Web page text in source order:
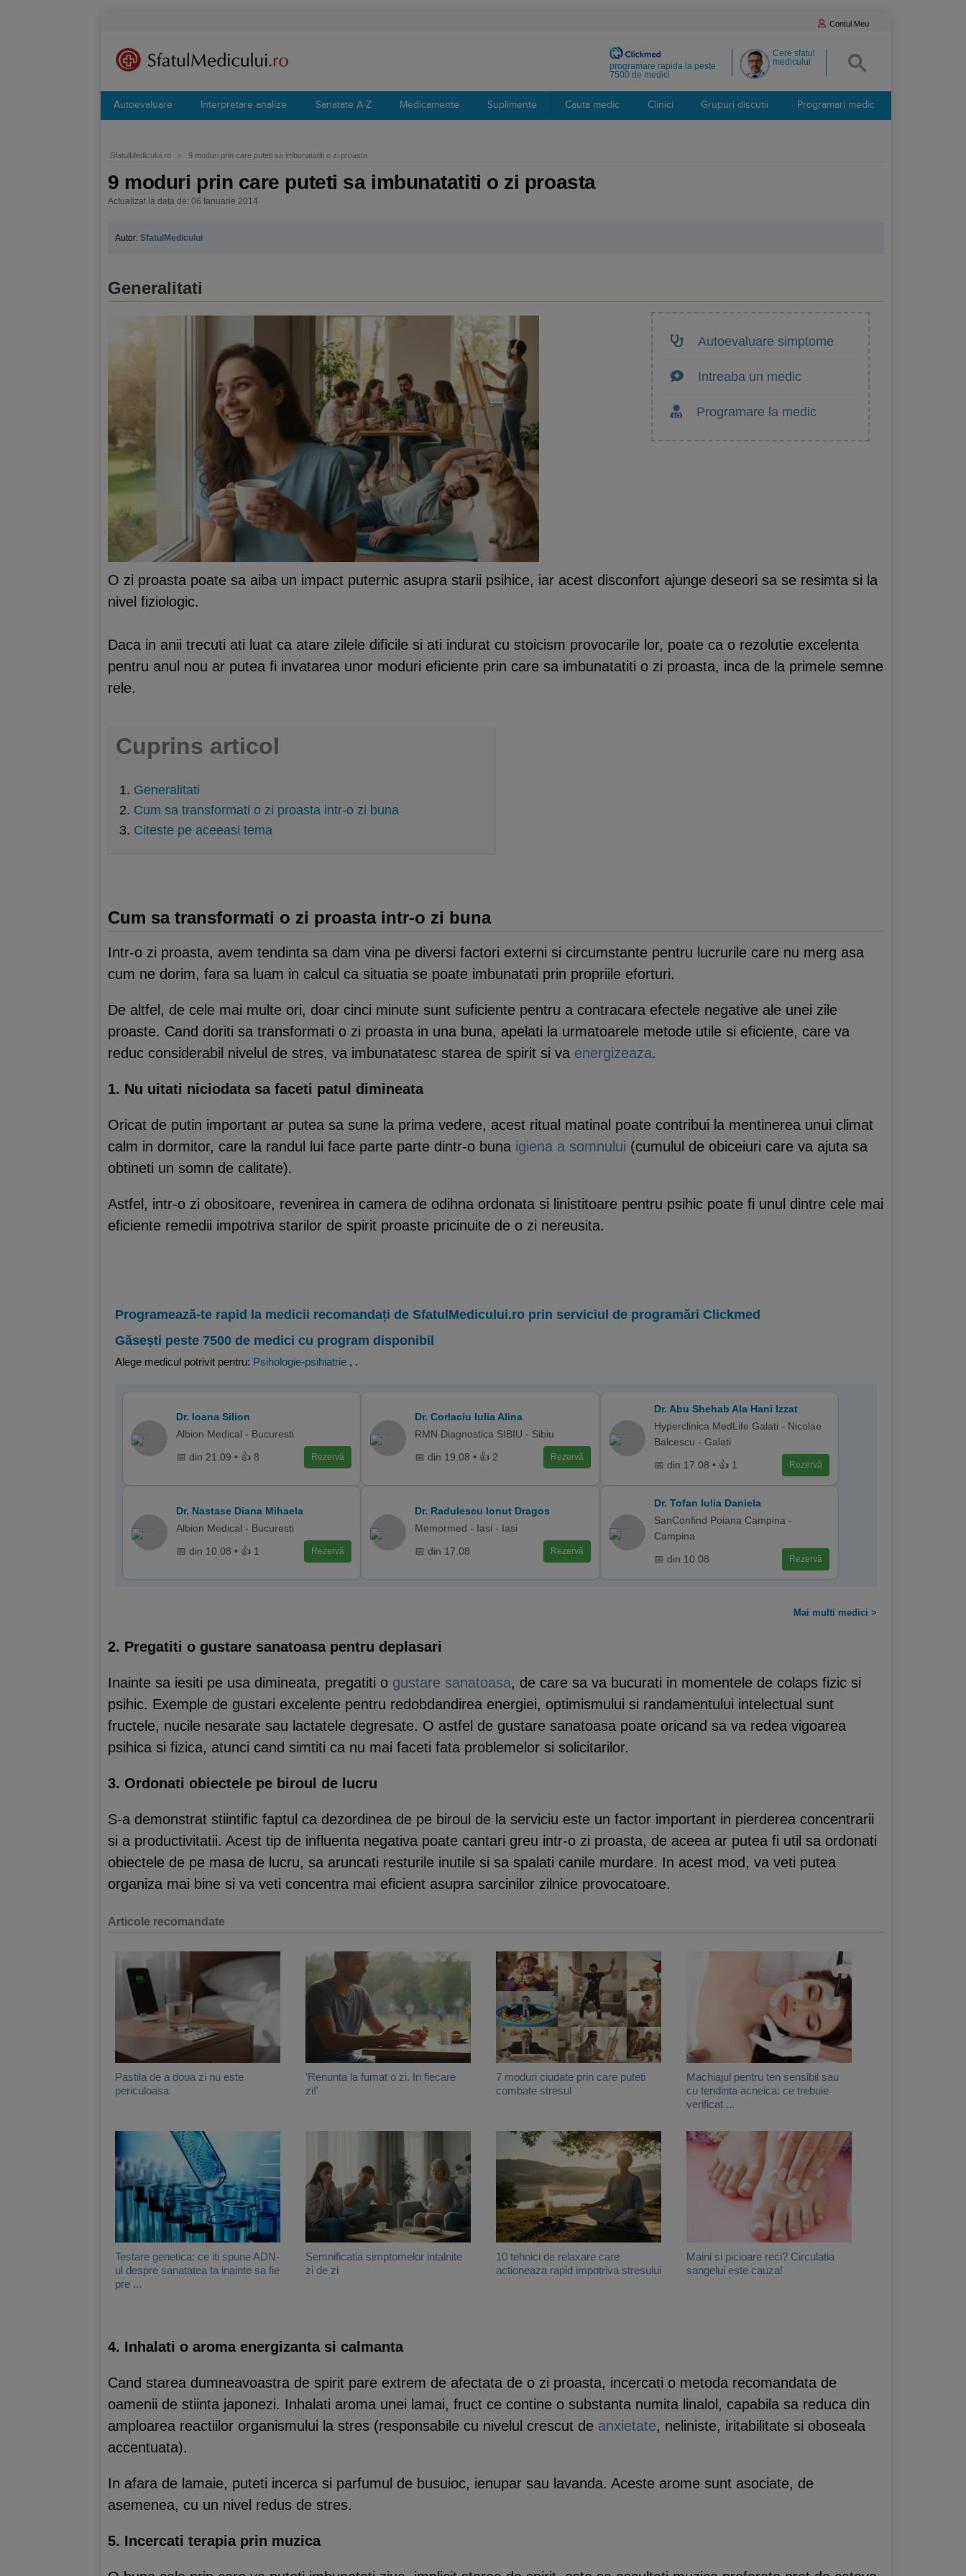
Contul Meu
Cere sfatul
medicului
programare rapida la peste
7500 de medici
Autoevaluare Interpretare analize Sanatate A-Z Medicamente Suplimente Cauta medic Clinici Grupuri discutii Programari medic
SfatulMedicului.ro › 9 moduri prin care puteti sa imbunatatiti o zi proasta
9 moduri prin care puteti sa imbunatatiti o zi proasta
Actualizat la data de: 06 Ianuarie 2014
Autor: SfatulMedicului
Generalitati
Autoevaluare simptome
Intreaba un medic
Programare la medic
O zi proasta poate sa aiba un impact puternic asupra starii psihice, iar acest disconfort ajunge deseori sa se resimta si la
nivel fiziologic.
Daca in anii trecuti ati luat ca atare zilele dificile si ati indurat cu stoicism provocarile lor, poate ca o rezolutie excelenta
pentru anul nou ar putea fi invatarea unor moduri eficiente prin care sa imbunatatiti o zi proasta, inca de la primele semne
rele.
Cuprins articol
Generalitati
Cum sa transformati o zi proasta intr-o zi buna
Citeste pe aceeasi tema
Cum sa transformati o zi proasta intr-o zi buna
Intr-o zi proasta, avem tendinta sa dam vina pe diversi factori externi si circumstante pentru lucrurile care nu merg asa
cum ne dorim, fara sa luam in calcul ca situatia se poate imbunatati prin propriile eforturi.
De altfel, de cele mai multe ori, doar cinci minute sunt suficiente pentru a contracara efectele negative ale unei zile
proaste. Cand doriti sa transformati o zi proasta in una buna, apelati la urmatoarele metode utile si eficiente, care va
reduc considerabil nivelul de stres, va imbunatatesc starea de spirit si va energizeaza.
1. Nu uitati niciodata sa faceti patul dimineata
Oricat de putin important ar putea sa sune la prima vedere, acest ritual matinal poate contribui la mentinerea unui climat
calm in dormitor, care la randul lui face parte parte dintr-o buna igiena a somnului (cumulul de obiceiuri care va ajuta sa
obtineti un somn de calitate).
Astfel, intr-o zi obositoare, revenirea in camera de odihna ordonata si linistitoare pentru psihic poate fi unul dintre cele mai
eficiente remedii impotriva starilor de spirit proaste pricinuite de o zi nereusita.
Programează-te rapid la medicii recomandați de SfatulMedicului.ro prin serviciul de programări Clickmed
Găsești peste 7500 de medici cu program disponibil
Alege medicul potrivit pentru: Psihologie-psihiatrie , .
Dr. Ioana Silion
Albion Medical - Bucuresti
📅 din 21.09 • 👍 8 Rezervă
Dr. Corlaciu Iulia Alina
RMN Diagnostica SIBIU - Sibiu
📅 din 19.08 • 👍 2 Rezervă
Dr. Abu Shehab Ala Hani Izzat
Hyperclinica MedLife Galati - Nicolae
Balcescu - Galati
📅 din 17.08 • 👍 1 Rezervă
Dr. Nastase Diana Mihaela
Albion Medical - Bucuresti
📅 din 10.08 • 👍 1 Rezervă
Dr. Radulescu Ionut Dragos
Memormed - Iasi - Iasi
📅 din 17.08 Rezervă
Dr. Tofan Iulia Daniela
SanConfind Poiana Campina -
Campina
📅 din 10.08 Rezervă
Mai multi medici >
2. Pregatiti o gustare sanatoasa pentru deplasari
Inainte sa iesiti pe usa dimineata, pregatiti o gustare sanatoasa, de care sa va bucurati in momentele de colaps fizic si
psihic. Exemple de gustari excelente pentru redobdandirea energiei, optimismului si randamentului intelectual sunt
fructele, nucile nesarate sau lactatele degresate. O astfel de gustare sanatoasa poate oricand sa va redea vigoarea
psihica si fizica, atunci cand simtiti ca nu mai faceti fata problemelor si solicitarilor.
3. Ordonati obiectele pe biroul de lucru
S-a demonstrat stiintific faptul ca dezordinea de pe biroul de la serviciu este un factor important in pierderea concentrarii
si a productivitatii. Acest tip de influenta negativa poate cantari greu intr-o zi proasta, de aceea ar putea fi util sa ordonati
obiectele de pe masa de lucru, sa aruncati resturile inutile si sa spalati canile murdare. In acest mod, va veti putea
organiza mai bine si va veti concentra mai eficient asupra sarcinilor zilnice provocatoare.
Articole recomandate
Pastila de a doua zi nu este
periculoasa
'Renunta la fumat o zi. In fiecare
zi!'
7 moduri ciudate prin care puteti
combate stresul
Machiajul pentru ten sensibil sau
cu tendinta acneica: ce trebuie
verificat ...
Testare genetica: ce iti spune ADN-
ul despre sanatatea ta inainte sa fie
pre ...
Semnificatia simptomelor intalnite
zi de zi
10 tehnici de relaxare care
actioneaza rapid impotriva stresului
Maini si picioare reci? Circulatia
sangelui este cauza!
4. Inhalati o aroma energizanta si calmanta
Cand starea dumneavoastra de spirit pare extrem de afectata de o zi proasta, incercati o metoda recomandata de
oamenii de stiinta japonezi. Inhalati aroma unei lamai, fruct ce contine o substanta numita linalol, capabila sa reduca din
amploarea reactiilor organismului la stres (responsabile cu nivelul crescut de anxietate, neliniste, iritabilitate si oboseala
accentuata).
In afara de lamaie, puteti incerca si parfumul de busuioc, ienupar sau lavanda. Aceste arome sunt asociate, de
asemenea, cu un nivel redus de stres.
5. Incercati terapia prin muzica